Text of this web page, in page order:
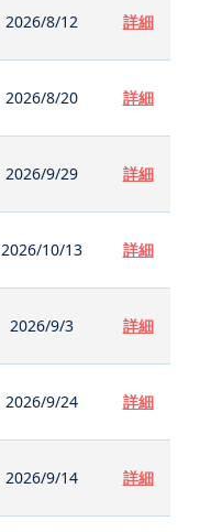
2026/8/12 詳細
2026/8/20 詳細
2026/9/29 詳細
2026/10/13 詳細
2026/9/3 詳細
2026/9/24 詳細
2026/9/14 詳細